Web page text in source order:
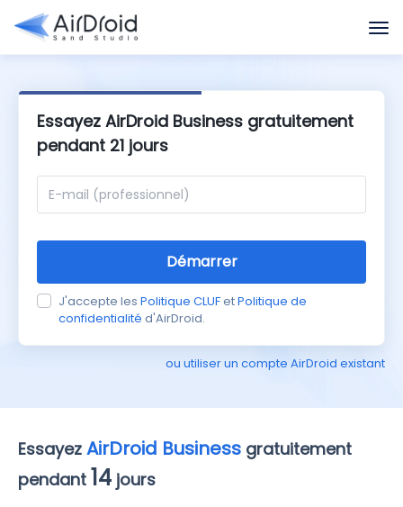
Essayez AirDroid Business gratuitement
pendant 21 jours
Démarrer
J'accepte les Politique CLUFetPolitique de
confidentialité d'AirDroid.
ou utiliser un compte AirDroid existant
Essayez AirDroid Business gratuitement
pendant 14 jours